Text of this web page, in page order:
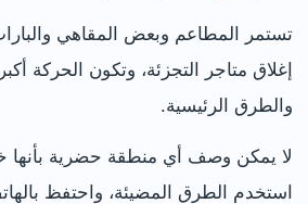
تستمر المطاعم وبعض المقاهي
والطرق الرئيسية.
لا يمكن وصف أي منطقة حضرية بأنها
استخدم الطرق المضيئة، واحتفظ